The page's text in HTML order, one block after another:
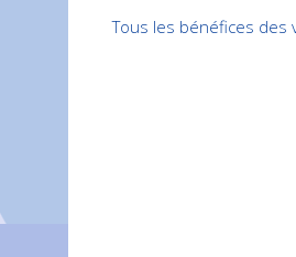
Tous les bénéfices des